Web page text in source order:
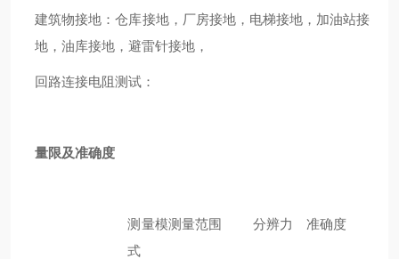
建筑物接地：仓库接地，厂房接地，电梯接地，加油站接
地，油库接地，避雷针接地，
回路连接电阻测试：
量限及准确度
测量模
式
测量范围 分辨力 准确度